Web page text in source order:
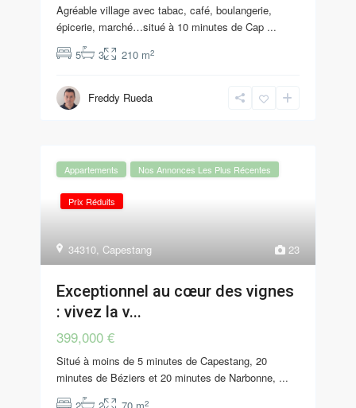
Agréable village avec tabac, café, boulangerie,
épicerie, marché…situé à 10 minutes de Cap ...
5
3 210 m2
Freddy Rueda
23
34310,Capestang
Appartements Nos Annonces Les Plus Récentes
Prix Réduits
Exceptionnel au cœur des vignes
: vivez la v...
399,000 €
Situé à moins de 5 minutes de Capestang, 20
minutes de Béziers et 20 minutes de Narbonne, ...
2